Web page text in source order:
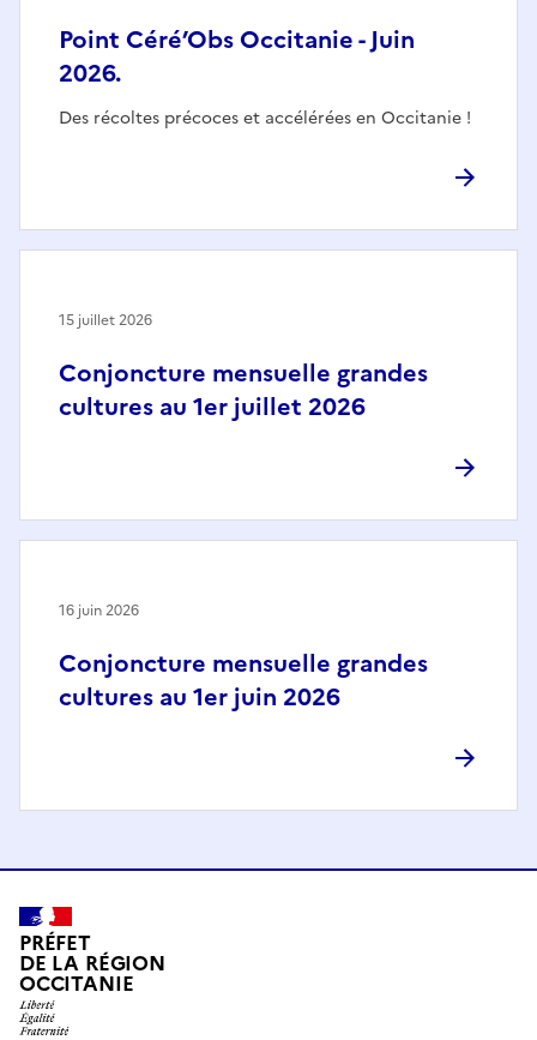
Point Céré’Obs Occitanie - Juin
2026.
Des récoltes précoces et accélérées en Occitanie !
Conjoncture mensuelle grandes
cultures au 1er juillet 2026
15 juillet 2026
Conjoncture mensuelle grandes
cultures au 1er juin 2026
16 juin 2026
PRÉFET
DE LA RÉGION
OCCITANIE